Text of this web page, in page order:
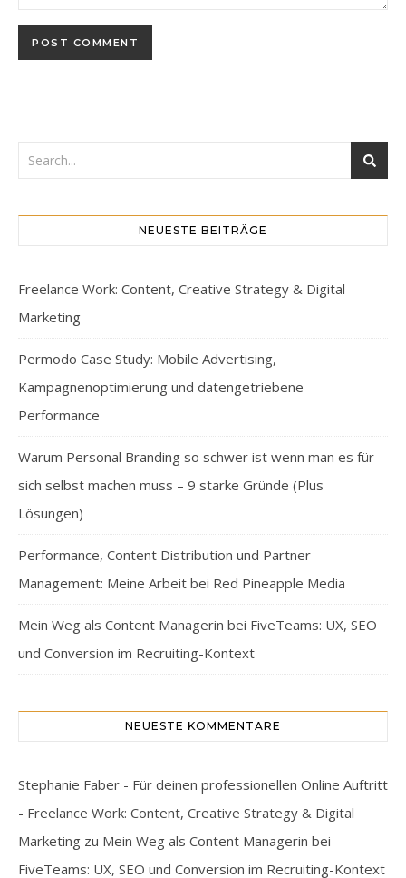
NEUESTE BEITRÄGE
Freelance Work: Content, Creative Strategy & Digital
Marketing
Permodo Case Study: Mobile Advertising,
Kampagnenoptimierung und datengetriebene
Performance
Warum Personal Branding so schwer ist wenn man es für
sich selbst machen muss – 9 starke Gründe (Plus
Lösungen)
Performance, Content Distribution und Partner
Management: Meine Arbeit bei Red Pineapple Media
Mein Weg als Content Managerin bei FiveTeams: UX, SEO
und Conversion im Recruiting-Kontext
NEUESTE KOMMENTARE
Stephanie Faber - Für deinen professionellen Online Auftritt
- Freelance Work: Content, Creative Strategy & Digital
Marketing zu Mein Weg als Content Managerin bei
FiveTeams: UX, SEO und Conversion im Recruiting-Kontext